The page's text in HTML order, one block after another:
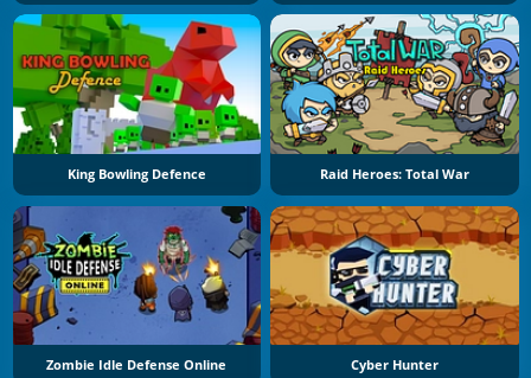
King Bowling Defence Raid Heroes: Total War
Zombie Idle Defense Online Cyber Hunter